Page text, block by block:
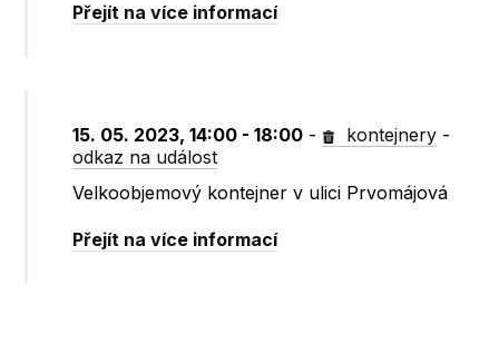
Přejít na více informací
15. 05. 2023, 14:00 - 18:00 - kontejnery -
odkaz na událost
Velkoobjemový kontejner v ulici Prvomájová
Přejít na více informací